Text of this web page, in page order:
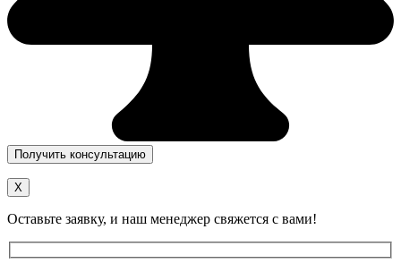
X
Оставьте заявку, и наш менеджер свяжется с вами!